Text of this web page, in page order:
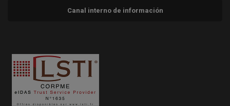
Canal interno de información